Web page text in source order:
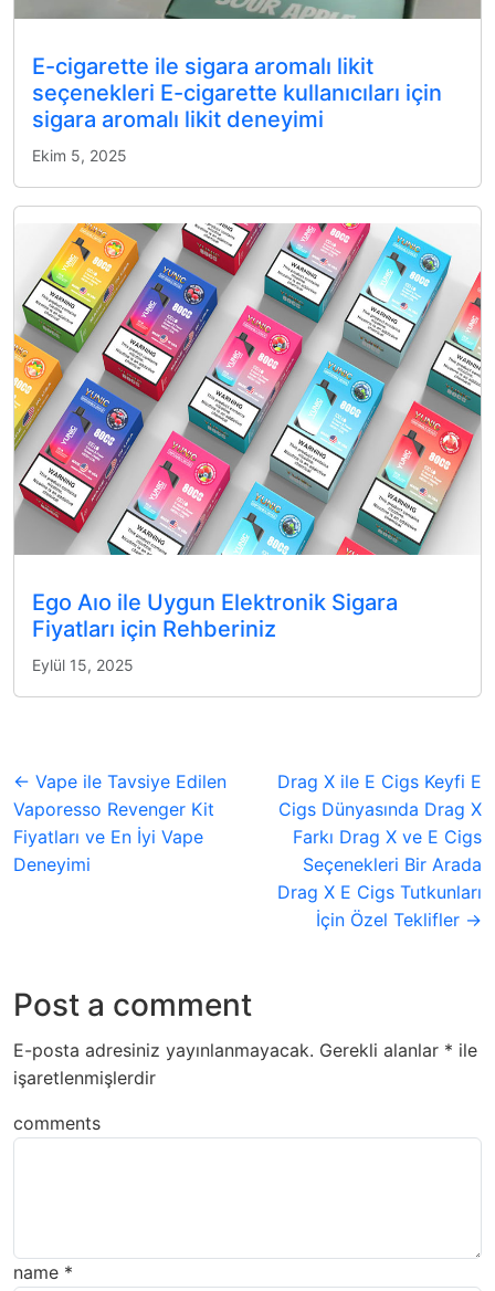
E-cigarette ile sigara aromalı likit
seçenekleri E-cigarette kullanıcıları için
sigara aromalı likit deneyimi
Ekim 5, 2025
Ego Aıo ile Uygun Elektronik Sigara
Fiyatları için Rehberiniz
Eylül 15, 2025
← Vape ile Tavsiye Edilen
Vaporesso Revenger Kit
Fiyatları ve En İyi Vape
Deneyimi
Drag X ile E Cigs Keyfi E
Cigs Dünyasında Drag X
Farkı Drag X ve E Cigs
Seçenekleri Bir Arada
Drag X E Cigs Tutkunları
İçin Özel Teklifler →
Post a comment
E-posta adresiniz yayınlanmayacak. Gerekli alanlar * ile
işaretlenmişlerdir
comments
name *